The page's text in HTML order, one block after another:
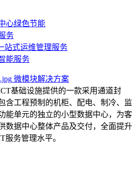
心绿色节能
务
站式运维管理服务
能服务
微模块解决方案
基础设施提供的一款采用通道封
含工程预制的机柜、配电、制冷、监
能单元的独立的小型数据中心，为客
数据中心整体产品及交付，全面提升
服务管理水平。